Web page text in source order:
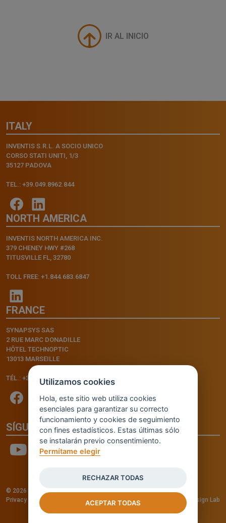
IR AL INICIO
ITALY
INVENTIS S.R.L. A SOCIO UNICO
CORSO STATI UNITI, 1/3
35127 PADOVA
TEL.: +39.049.8962.844
NORTH AMERICA
INVENTIS NORTH AMERICA INC.
379 CHENEY HWY #268
TITUSVILLE FL, 32780
TOLL FREE: +1.844.683.6847
FRANCE
SYNAPSYS SAS
2 RUE MARC DONADILLE
HÔTEL TECHNOPTIC
13013 MARSEILLE
TÉL.: +33.4.91.11.75.75
SÍGUENOS
© 2026 - INVENTIS S.r.l. a socio unico — P. IVA: IT03957810280
Privacy policy
Cookie policy -Cookie Settings Credits: Fluid Design Lab
Utilizamos cookies
Hola, este sitio web utiliza cookies
esenciales para garantizar su correcto
funcionamiento y cookies de seguimiento
con fines estadísticos. Estas últimas sólo
se instalarán previo consentimiento.
Permítame elegir
RECHAZAR TODAS
ACEPTAR TODAS